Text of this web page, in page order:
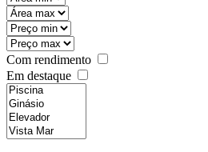
Com rendimento
Em destaque